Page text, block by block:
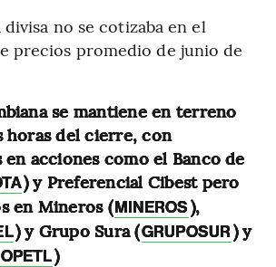
no se cotizaba en el
precios promedio de junio de
se mantiene en terreno
horas del cierre, con
acciones como el Banco de
) y Preferencial Cibest pero
en Mineros (MINEROS),
) y Grupo Sura (GRUPOSUR) y
)